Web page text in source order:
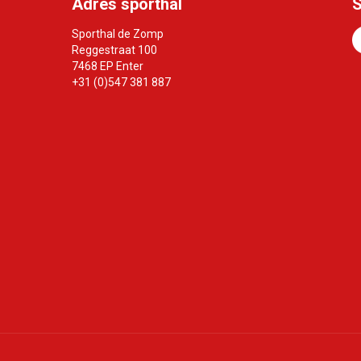
Adres sporthal
Sporthal de Zomp
Reggestraat 100
7468 EP Enter
+31 (0)547 381 887